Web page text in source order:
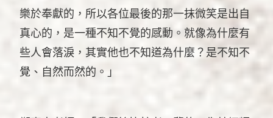
樂於奉獻的，所以各位最後的那一抹微笑是出自
真心的，是一種不知不覺的感動。就像為什麼有
些人會落淚，其實他也不知道為什麼？是不知不
覺、自然而然的。」